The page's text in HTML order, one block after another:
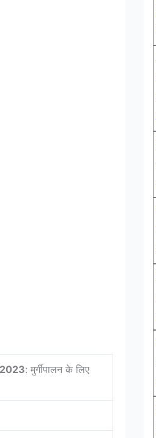
: मुर्गीपालन के लिए